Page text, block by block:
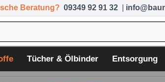
Beratung? 09349 92 91 32
Tücher & Ölbinder Entsorgung